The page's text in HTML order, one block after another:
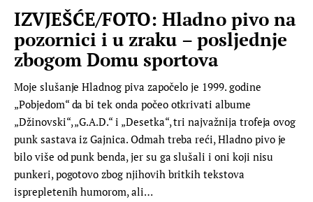
IZVJEŠĆE/FOTO: Hladno pivo na
pozornici i u zraku – posljednje
zbogom Domu sportova
Moje slušanje Hladnog piva započelo je 1999. godine
„Pobjedom“ da bi tek onda počeo otkrivati albume
„Džinovski“, „G.A.D.“ i „Desetka“, tri najvažnija trofeja ovog
punk sastava iz Gajnica. Odmah treba reći, Hladno pivo je
bilo više od punk benda, jer su ga slušali i oni koji nisu
punkeri, pogotovo zbog njihovih britkih tekstova
isprepletenih humorom, ali…